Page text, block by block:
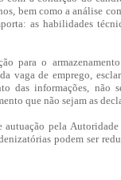
bem como a análise
as habilidades
para o
vaga de emprego,
das informações, não
que não sejam as
pela
podem ser